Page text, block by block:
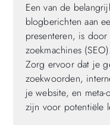
Een van de
blogberichten aan
presenteren, is
zoekmachines (SEO).
Zorg ervoor dat je
zoekwoorden,
je website, en
zijn voor potentiële